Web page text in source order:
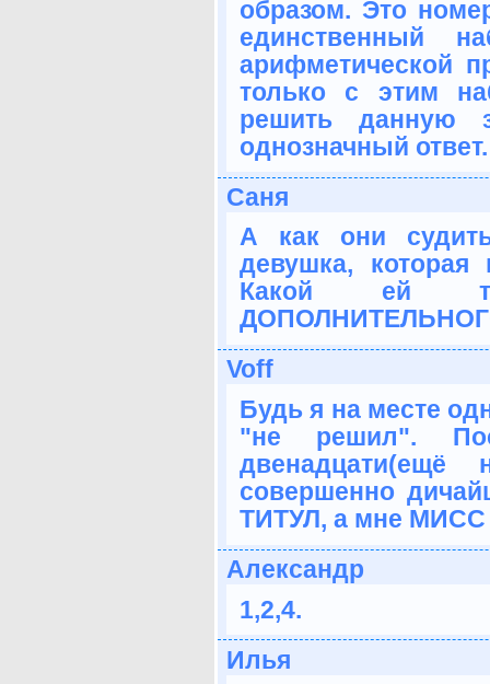
образом. Это
единственный
арифметической
только с этим
решить данную
однозначный ответ.
Саня
А как они
девушка,
Какой ей
Voff
Будь я на месте
"не решил".
совершенно
ТИТУЛ, а мне
Александр
1,2,4.
Илья